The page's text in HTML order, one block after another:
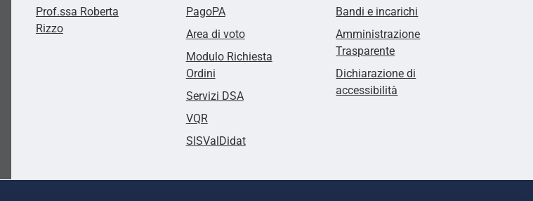
Prof.ssa Roberta
Rizzo
PagoPA
Area di voto
Modulo Richiesta
Ordini
Servizi DSA
VQR
SISValDidat
Bandi e incarichi
Amministrazione
Trasparente
Dichiarazione di
accessibilità